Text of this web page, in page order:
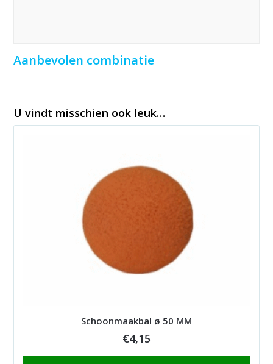
Aanbevolen combinatie
U vindt misschien ook leuk…
Schoonmaakbal ø 50 MM
€4,15